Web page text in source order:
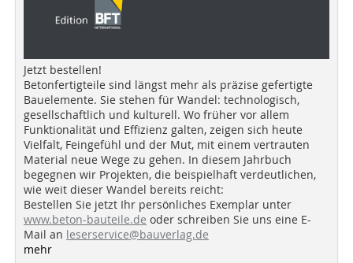
Jetzt bestellen!
Betonfertigteile sind längst mehr als präzise gefertigte
Bauelemente. Sie stehen für Wandel: technologisch,
gesellschaftlich und kulturell. Wo früher vor allem
Funktionalität und Effizienz galten, zeigen sich heute
Vielfalt, Feingefühl und der Mut, mit einem vertrauten
Material neue Wege zu gehen. In diesem Jahrbuch
begegnen wir Projekten, die beispielhaft verdeutlichen,
wie weit dieser Wandel bereits reicht:
Bestellen Sie jetzt Ihr persönliches Exemplar unter
www.beton-bauteile.de oder schreiben Sie uns eine E-
Mail an leserservice@bauverlag.de
mehr